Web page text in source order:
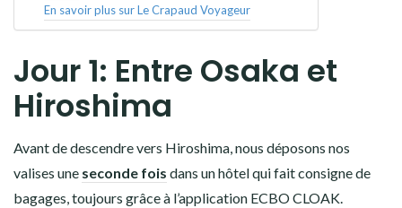
En savoir plus sur Le Crapaud Voyageur
Jour 1: Entre Osaka et
Hiroshima
Avant de descendre vers Hiroshima, nous déposons nos
valises une seconde fois dans un hôtel qui fait consigne de
bagages, toujours grâce à l’application ECBO CLOAK.